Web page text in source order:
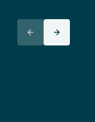
? C’est un